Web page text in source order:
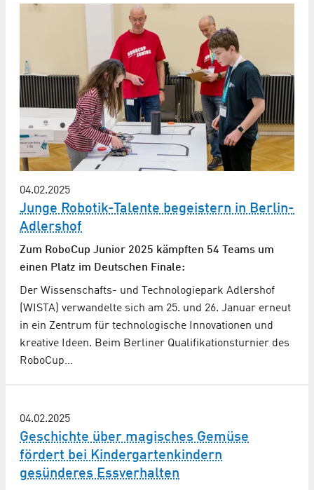
04.02.2025
Junge Robotik-Talente begeistern in Berlin-
Adlershof
Zum RoboCup Junior 2025 kämpften 54 Teams um
einen Platz im Deutschen Finale:
Der Wissenschafts- und Technologiepark Adlershof
(WISTA) verwandelte sich am 25. und 26. Januar erneut
in ein Zentrum für technologische Innovationen und
kreative Ideen. Beim Berliner Qualifikationsturnier des
RoboCup…
04.02.2025
Geschichte über magisches Gemüse
fördert bei Kindergartenkindern
gesünderes Essverhalten